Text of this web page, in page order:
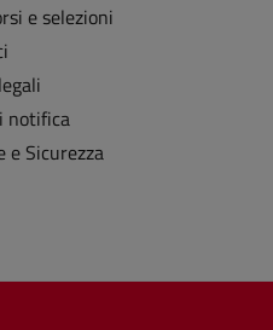
e selezioni
notifica
e Sicurezza